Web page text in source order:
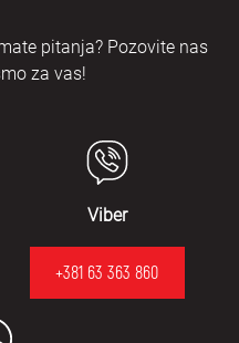
pitanja? Pozovite nas
za vas!
Viber
+381 63 363 860